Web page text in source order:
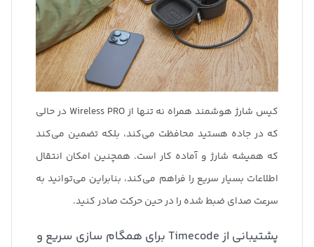
کیس شارژ هوشمند همراه نه تنها از Wireless PRO در حالی
که در جاده هستید محافظت می‌کند، بلکه تضمین می‌کند
که همیشه شارژ و آماده کار است. همچنین امکان انتقال
اطلاعات بسیار سریع را فراهم می‌کند، بنابراین می‌توانید به
سرعت صدای ضبط شده را در حین حرکت صادر کنید.
پشتیبانی از Timecode برای همگام سازی سریع و